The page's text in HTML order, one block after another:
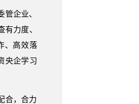
企业、
力度、
、高效落
央企学习
合，合力